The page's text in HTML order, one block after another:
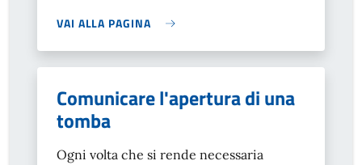
VAI ALLA PAGINA
Comunicare l'apertura di una
tomba
Ogni volta che si rende necessaria